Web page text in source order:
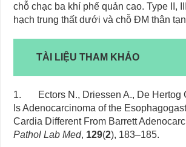
chỗ chạc ba khí phế quản cao. Type II,
hạch trung thất dưới và chỗ ĐM thân
TÀI LIỆU THAM KHẢO
1. Ectors N., Driessen A., De Hertog
Is Adenocarcinoma of the
Cardia Different From Barrett
Pathol Lab Med, 129(2), 183–185.